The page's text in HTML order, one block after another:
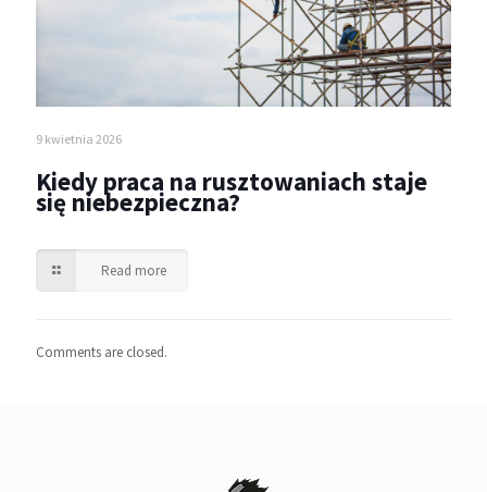
9 kwietnia 2026
Kiedy praca na rusztowaniach staje
się niebezpieczna?
Read more
Comments are closed.